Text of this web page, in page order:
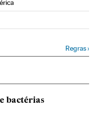
Facebook
Regras›
bactérias